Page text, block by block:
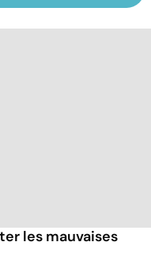
les mauvaises